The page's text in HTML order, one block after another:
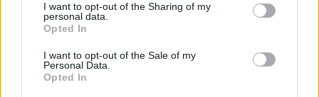
I want to opt-out of the Sharing of my
personal data.
Opted In
I want to opt-out of the Sale of my
Personal Data.
Opted In